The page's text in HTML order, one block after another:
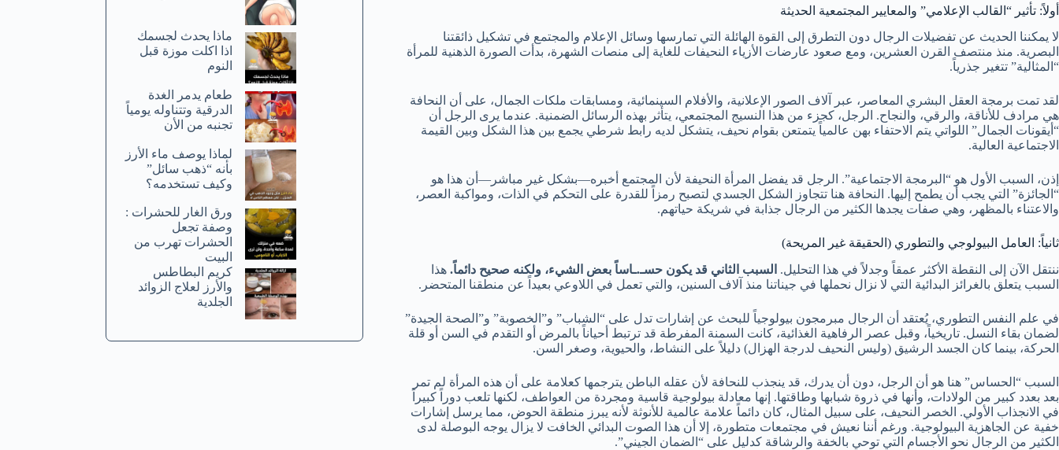
أولاً: تأثير “القالب الإعلامي” والمعايير المجتمعية الحديثة
لا يمكننا الحديث عن تفضيلات الرجال دون التطرق إلى القوة الهائلة التي تمارسها وسائل الإعلام والمجتمع في تشكيل ذائقتنا
البصرية. منذ منتصف القرن العشرين، ومع صعود عارضات الأزياء النحيفات للغاية إلى منصات الشهرة، بدأت الصورة الذهنية للمرأة
“المثالية” تتغير جذرياً.
لقد تمت برمجة العقل البشري المعاصر، عبر آلاف الصور الإعلانية، والأفلام السينمائية، ومسابقات ملكات الجمال، على أن النحافة
هي مرادف للأناقة، والرقي، والنجاح. الرجل، كجزء من هذا النسيج المجتمعي، يتأثر بهذه الرسائل الضمنية. عندما يرى الرجل أن
“أيقونات الجمال” اللواتي يتم الاحتفاء بهن عالمياً يتمتعن بقوام نحيف، يتشكل لديه رابط شرطي يجمع بين هذا الشكل وبين القيمة
الاجتماعية العالية.
إذن، السبب الأول هو “البرمجة الاجتماعية”. الرجل قد يفضل المرأة النحيفة لأن المجتمع أخبره—بشكل غير مباشر—أن هذا هو
“الجائزة” التي يجب أن يطمح إليها. النحافة هنا تتجاوز الشكل الجسدي لتصبح رمزاً للقدرة على التحكم في الذات، ومواكبة العصر،
والاعتناء بالمظهر، وهي صفات يجدها الكثير من الرجال جذابة في شريكة حياتهم.
ثانياً: العامل البيولوجي والتطوري (الحقيقة غير المريحة)
ننتقل الآن إلى النقطة الأكثر عمقاً وجدلاً في هذا التحليل. السبب الثاني قد يكون حسـ.ـاساً بعض الشيء، ولكنه صحيح دائماً. هذا
السبب يتعلق بالغرائز البدائية التي لا نزال نحملها في جيناتنا منذ آلاف السنين، والتي تعمل في اللاوعي بعيداً عن منطقنا المتحضر.
في علم النفس التطوري، يُعتقد أن الرجال مبرمجون بيولوجياً للبحث عن إشارات تدل على “الشباب” و”الخصوبة” و”الصحة الجيدة”
لضمان بقاء النسل. تاريخياً، وقبل عصر الرفاهية الغذائية، كانت السمنة المفرطة قد ترتبط أحياناً بالمرض أو التقدم في السن أو قلة
الحركة، بينما كان الجسد الرشيق (وليس النحيف لدرجة الهزال) دليلاً على النشاط، والحيوية، وصغر السن.
السبب “الحساس” هنا هو أن الرجل، دون أن يدرك، قد ينجذب للنحافة لأن عقله الباطن يترجمها كعلامة على أن هذه المرأة لم تمر
بعد بعدد كبير من الولادات، وأنها في ذروة شبابها وطاقتها. إنها معادلة بيولوجية قاسية ومجردة من العواطف، لكنها تلعب دوراً كبيراً
في الانجذاب الأولي. الخصر النحيف، على سبيل المثال، كان دائماً علامة عالمية للأنوثة لأنه يبرز منطقة الحوض، مما يرسل إشارات
خفية عن الجاهزية البيولوجية. ورغم أننا نعيش في مجتمعات متطورة، إلا أن هذا الصوت البدائي الخافت لا يزال يوجه البوصلة لدى
الكثير من الرجال نحو الأجسام التي توحي بالخفة والرشاقة كدليل على “الضمان الجيني”.
ماذا يحدث لجسمك
اذا اكلت موزة قبل
النوم
طعام يدمر الغدة
الدرقية وتتناوله يومياً
تجنبه من الأن
لماذا يوصف ماء الأرز
بأنه “ذهب سائل”
وكيف تستخدمه؟
ورق الغار للحشرات :
وصفة تجعل
الحشرات تهرب من
البيت
كريم البطاطس
والأرز لعلاج الزوائد
الجلدية